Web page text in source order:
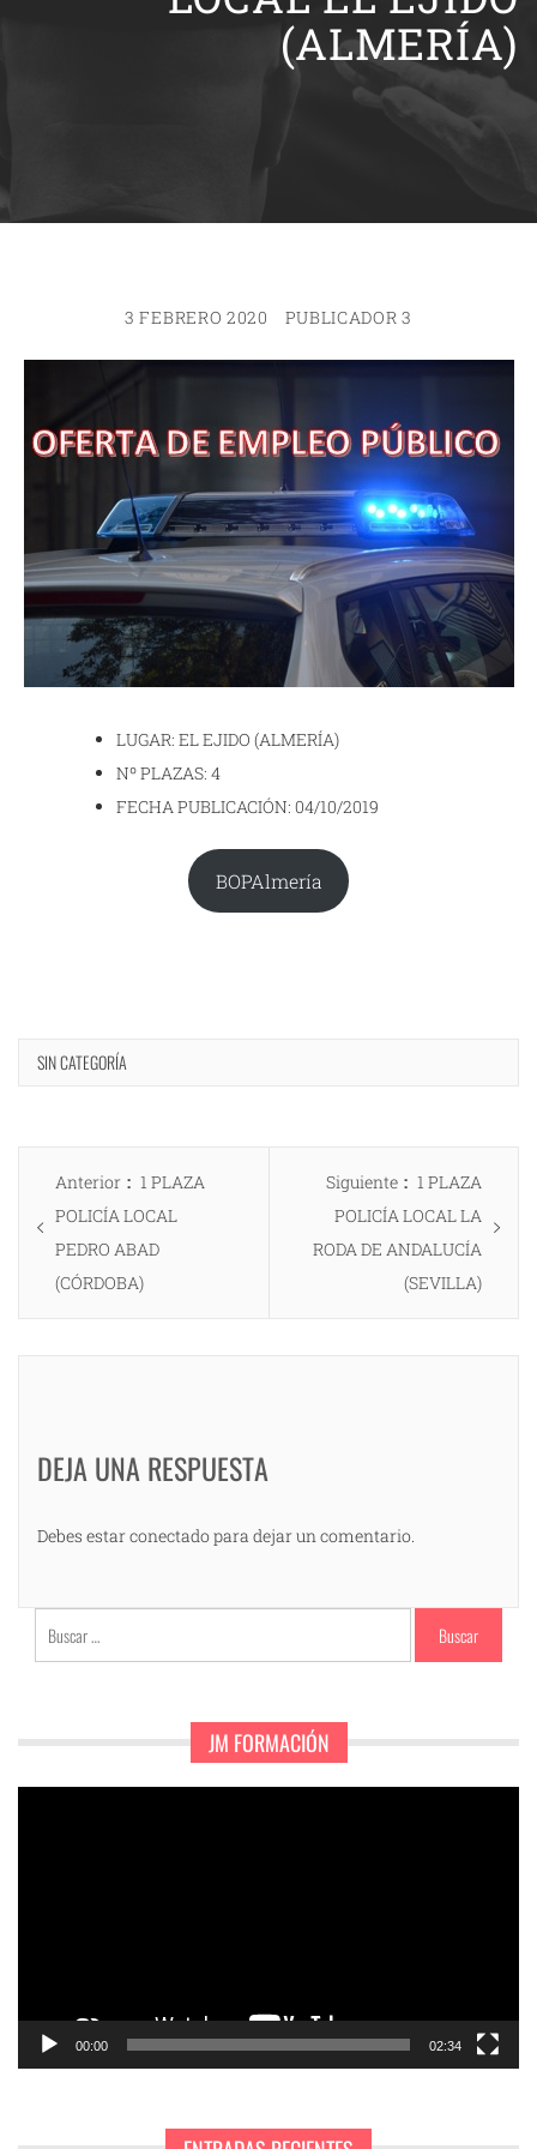
(ALMERÍA)
3 FEBRERO 2020 PUBLICADOR 3
LUGAR: EL EJIDO (ALMERÍA)
Nº PLAZAS: 4
FECHA PUBLICACIÓN: 04/10/2019
BOPAlmería
SIN CATEGORÍA
Navegación
entradas
Anterior
Entrada
anterior:
1 PLAZA
POLICÍA LOCAL
PEDRO ABAD
(CÓRDOBA)
Siguiente
Entrada
siguiente:
1 PLAZA
POLICÍA LOCAL LA
RODA DE ANDALUCÍA
(SEVILLA)
DEJA UNA RESPUESTA
Debes estar conectado para dejar un comentario.
Buscar:
JM FORMACIÓN
00:00 02:34